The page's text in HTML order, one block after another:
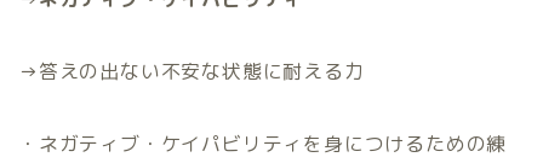
→答えの出ない不安な状態に耐える力
・ネガティブ・ケイパビリティを身につけるための練